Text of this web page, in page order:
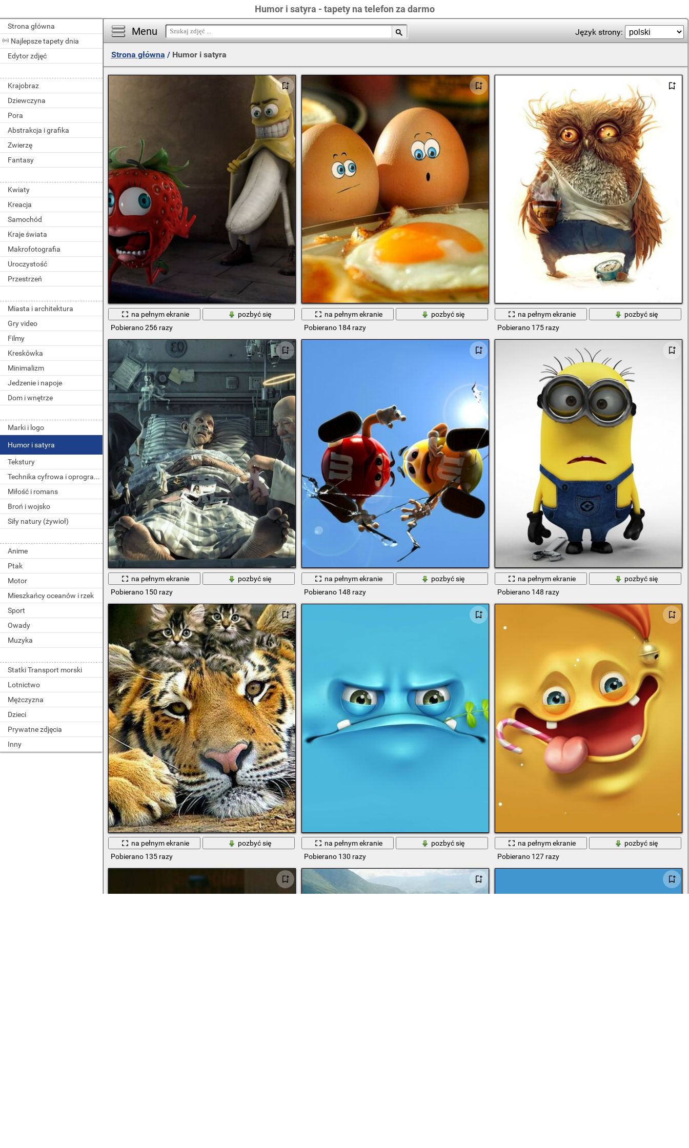
Humor i satyra - tapety na telefon za darmo
Strona główna
Najlepsze tapety dnia
Edytor zdjęć
Krajobraz
Dziewczyna
Pora
Abstrakcja i grafika
Zwierzę
Fantasy
Kwiaty
Kreacja
Samochód
Kraje świata
Makrofotografia
Uroczystość
Przestrzeń
Miasta i architektura
Gry video
Filmy
Kreskówka
Minimalizm
Jedzenie i napoje
Dom i wnętrze
Marki i logo
Humor i satyra
Tekstury
Technika cyfrowa i oprogramowanie
Miłość i romans
Broń i wojsko
Siły natury (żywioł)
Anime
Ptak
Motor
Mieszkańcy oceanów i rzek
Sport
Owady
Muzyka
Statki Transport morski
Lotnictwo
Mężczyzna
Dzieci
Prywatne zdjęcia
Inny
Menu Język strony:
Strona główna / Humor i satyra
na pełnym ekranie
pozbyć się
Pobierano 256 razy
na pełnym ekranie
pozbyć się
Pobierano 184 razy
na pełnym ekranie
pozbyć się
Pobierano 175 razy
na pełnym ekranie
pozbyć się
Pobierano 150 razy
na pełnym ekranie
pozbyć się
Pobierano 148 razy
na pełnym ekranie
pozbyć się
Pobierano 148 razy
na pełnym ekranie
pozbyć się
Pobierano 135 razy
na pełnym ekranie
pozbyć się
Pobierano 130 razy
na pełnym ekranie
pozbyć się
Pobierano 127 razy